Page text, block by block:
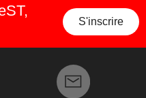
S'inscrire